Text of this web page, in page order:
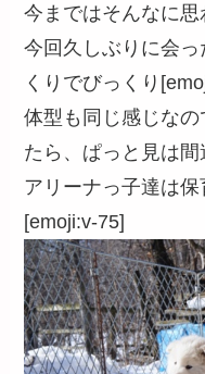
今まではそんなに思
今回久しぶりに会
くりでびっくり
体型も同じ感じな
たら、ぱっと見は間
アリーナっ子達は
[emoji:v-75]